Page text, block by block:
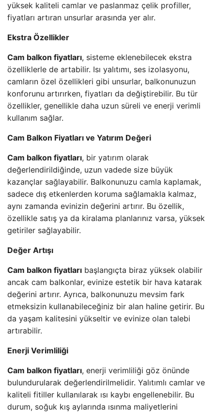
yüksek kaliteli camlar ve paslanmaz çelik profiller,
fiyatları artıran unsurlar arasında yer alır.
Ekstra Özellikler
Cam balkon fiyatları, sisteme eklenebilecek ekstra
özelliklerle de artabilir. Isı yalıtımı, ses izolasyonu,
camların özel özellikleri gibi unsurlar, balkonunuzun
konforunu artırırken, fiyatları da değiştirebilir. Bu tür
özellikler, genellikle daha uzun süreli ve enerji verimli
kullanım sağlar.
Cam Balkon Fiyatları ve Yatırım Değeri
Cam balkon fiyatları, bir yatırım olarak
değerlendirildiğinde, uzun vadede size büyük
kazançlar sağlayabilir. Balkonunuzu camla kaplamak,
sadece dış etkenlerden koruma sağlamakla kalmaz,
aynı zamanda evinizin değerini artırır. Bu özellik,
özellikle satış ya da kiralama planlarınız varsa, yüksek
getiriler sağlayabilir.
Değer Artışı
Cam balkon fiyatları başlangıçta biraz yüksek olabilir
ancak cam balkonlar, evinize estetik bir hava katarak
değerini artırır. Ayrıca, balkonunuzu mevsim fark
etmeksizin kullanabileceğiniz bir alan haline getirir. Bu
da yaşam kalitesini yükseltir ve evinize olan talebi
artırabilir.
Enerji Verimliliği
Cam balkon fiyatları, enerji verimliliği göz önünde
bulundurularak değerlendirilmelidir. Yalıtımlı camlar ve
kaliteli fitiller kullanılarak ısı kaybı engellenebilir. Bu
durum, soğuk kış aylarında ısınma maliyetlerini